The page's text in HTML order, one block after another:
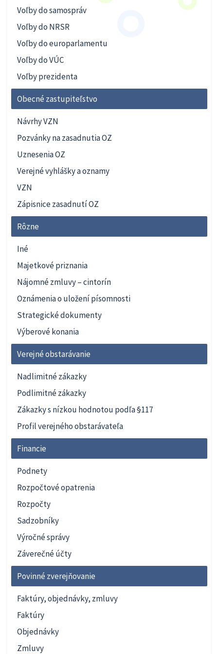
Voľby do samospráv
Voľby do NRSR
Voľby do europarlamentu
Voľby do VÚC
Voľby prezidenta
Obecné zastupiteľstvo
Návrhy VZN
Pozvánky na zasadnutia OZ
Uznesenia OZ
Verejné vyhlášky a oznamy
VZN
Zápisnice zasadnutí OZ
Rôzne
Iné
Majetkové priznania
Nájomné zmluvy – cintorín
Oznámenia o uložení písomnosti
Strategické dokumenty
Výberové konania
Verejné obstarávanie
Nadlimitné zákazky
Podlimitné zákazky
Zákazky s nízkou hodnotou podľa §117
Profil verejného obstarávateľa
Financie
Podnety
Rozpočtové opatrenia
Rozpočty
Sadzobníky
Výročné správy
Záverečné účty
Povinné zverejňovanie
Faktúry, objednávky, zmluvy
Faktúry
Objednávky
Zmluvy